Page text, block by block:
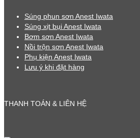
Súng phun sơn Anest Iwata
Súng xịt bụi Anest Iwata
Bơm sơn Anest Iwata
Nồi trộn sơn Anest Iwata
Phụ kiện Anest Iwata
Lưu ý khi đặt hàng
THANH TOÁN & LIÊN HỆ